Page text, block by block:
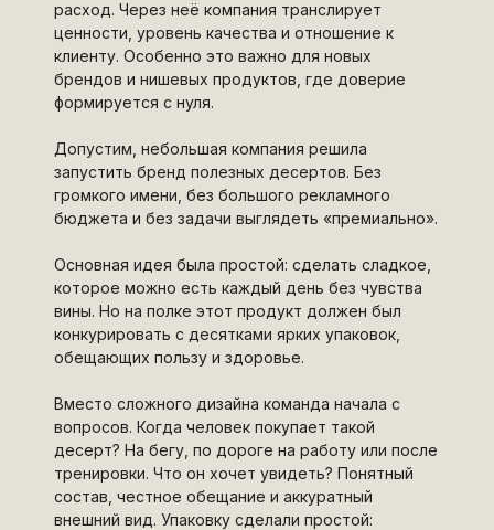
расход. Через неё компания транслирует
ценности, уровень качества и отношение к
клиенту. Особенно это важно для новых
брендов и нишевых продуктов, где доверие
формируется с нуля.
Допустим, небольшая компания решила
запустить бренд полезных десертов. Без
громкого имени, без большого рекламного
бюджета и без задачи выглядеть «премиально».
Основная идея была простой: сделать сладкое,
которое можно есть каждый день без чувства
вины. Но на полке этот продукт должен был
конкурировать с десятками ярких упаковок,
обещающих пользу и здоровье.
Вместо сложного дизайна команда начала с
вопросов. Когда человек покупает такой
десерт? На бегу, по дороге на работу или после
тренировки. Что он хочет увидеть? Понятный
состав, честное обещание и аккуратный
внешний вид. Упаковку сделали простой: